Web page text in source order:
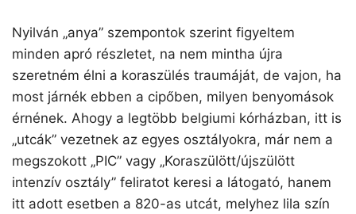
Nyilván „anya” szempontok szerint figyeltem
minden apró részletet, na nem mintha újra
szeretném élni a koraszülés traumáját, de vajon, ha
most járnék ebben a cipőben, milyen benyomások
érnének. Ahogy a legtöbb belgiumi kórházban, itt is
„utcák” vezetnek az egyes osztályokra, már nem a
megszokott „PIC” vagy „Koraszülött/újszülött
intenzív osztály” feliratot keresi a látogató, hanem
itt adott esetben a 820-as utcát, melyhez lila szín